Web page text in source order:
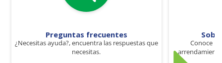
Preguntas frecuentes
¿Necesitas ayuda?, encuentra las respuestas que
necesitas.
Conoce